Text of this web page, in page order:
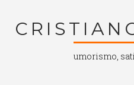
umorismo,